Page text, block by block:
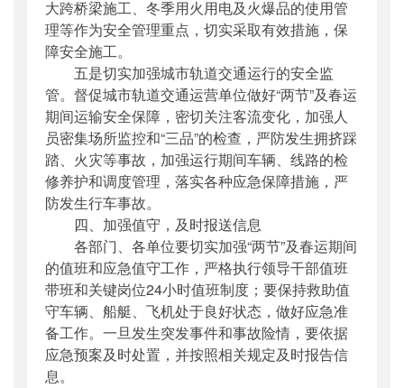
大跨桥梁施工、冬季用火用电及火爆品的使用管
理等作为安全管理重点，切实采取有效措施，保
障安全施工。
五是切实加强城市轨道交通运行的安全监
管。督促城市轨道交通运营单位做好“两节”及春运
期间运输安全保障，密切关注客流变化，加强人
员密集场所监控和“三品”的检查，严防发生拥挤踩
踏、火灾等事故，加强运行期间车辆、线路的检
修养护和调度管理，落实各种应急保障措施，严
防发生行车事故。
四、加强值守，及时报送信息
各部门、各单位要切实加强“两节”及春运期间
的值班和应急值守工作，严格执行领导干部值班
带班和关键岗位24小时值班制度；要保持救助值
守车辆、船艇、飞机处于良好状态，做好应急准
备工作。一旦发生突发事件和事故险情，要依据
应急预案及时处置，并按照相关规定及时报告信
息。